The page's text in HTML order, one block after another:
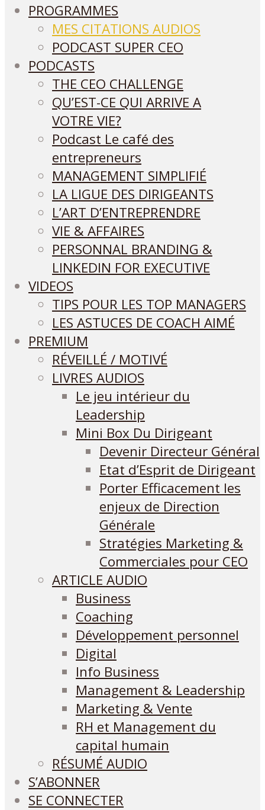
PROGRAMMES
MES CITATIONS AUDIOS
PODCAST SUPER CEO
PODCASTS
THE CEO CHALLENGE
QU’EST-CE QUI ARRIVE A
VOTRE VIE?
Podcast Le café des
entrepreneurs
MANAGEMENT SIMPLIFIÉ
LA LIGUE DES DIRIGEANTS
L’ART D’ENTREPRENDRE
VIE & AFFAIRES
PERSONNAL BRANDING &
LINKEDIN FOR EXECUTIVE
VIDEOS
TIPS POUR LES TOP MANAGERS
LES ASTUCES DE COACH AIMÉ
PREMIUM
RÉVEILLÉ / MOTIVÉ
LIVRES AUDIOS
Le jeu intérieur du
Leadership
Mini Box Du Dirigeant
Devenir Directeur Général
Etat d’Esprit de Dirigeant
Porter Efficacement les
enjeux de Direction
Générale
Stratégies Marketing &
Commerciales pour CEO
ARTICLE AUDIO
Business
Coaching
Développement personnel
Digital
Info Business
Management & Leadership
Marketing & Vente
RH et Management du
capital humain
RÉSUMÉ AUDIO
S’ABONNER
SE CONNECTER